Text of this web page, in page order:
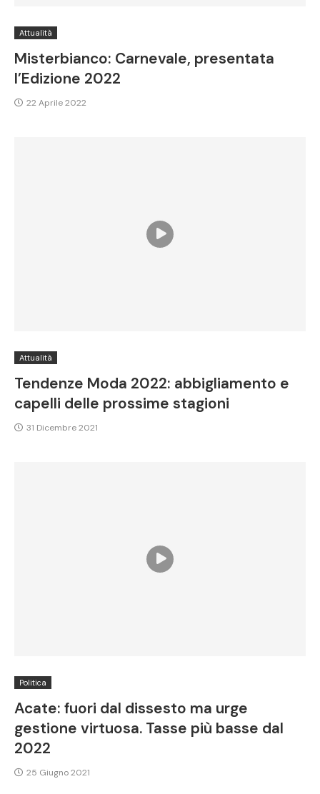
Attualità
Misterbianco: Carnevale, presentata
l’Edizione 2022
22 Aprile 2022
Attualità
Tendenze Moda 2022: abbigliamento e
capelli delle prossime stagioni
31 Dicembre 2021
Politica
Acate: fuori dal dissesto ma urge
gestione virtuosa. Tasse più basse dal
2022
25 Giugno 2021